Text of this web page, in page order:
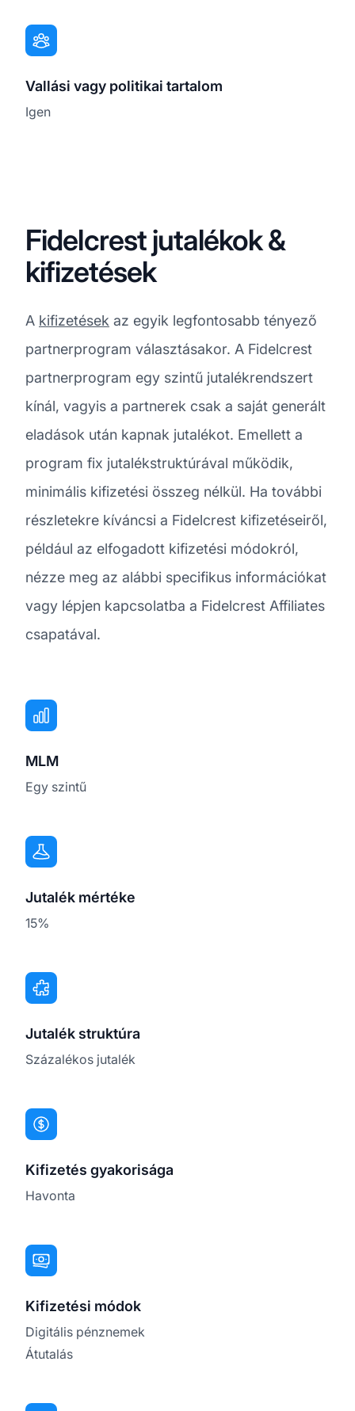
Vallási vagy politikai tartalom
Igen
Fidelcrest jutalékok &
kifizetések
A kifizetések az egyik legfontosabb tényező
partnerprogram választásakor. A Fidelcrest
partnerprogram egy szintű jutalékrendszert
kínál, vagyis a partnerek csak a saját generált
eladások után kapnak jutalékot. Emellett a
program fix jutalékstruktúrával működik,
minimális kifizetési összeg nélkül. Ha további
részletekre kíváncsi a Fidelcrest kifizetéseiről,
például az elfogadott kifizetési módokról,
nézze meg az alábbi specifikus információkat
vagy lépjen kapcsolatba a Fidelcrest Affiliates
csapatával.
MLM
Egy szintű
Jutalék mértéke
15%
Jutalék struktúra
Százalékos jutalék
Kifizetés gyakorisága
Havonta
Kifizetési módok
Digitális pénznemek
Átutalás